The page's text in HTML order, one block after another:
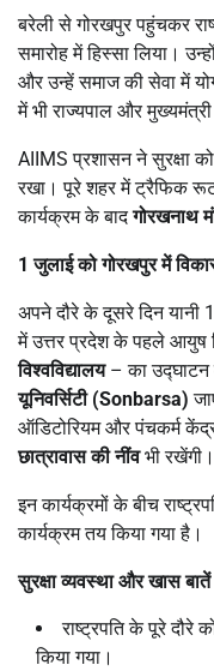
बरेली से गोरखपुर पहुंचकर
समारोह में हिस्सा लिया।
और उन्हें समाज की सेवा में
में भी राज्यपाल और
AIIMS प्रशासन ने सुरक्षा
रखा। पूरे शहर में ट्रैफिक रूट
कार्यक्रम के बादगोरखनाथ
1जुलाई को गोरखपुर में
अपने दौरे के दूसरे दिन यानी 1
में उत्तर प्रदेश के पहले आयुष
विश्वविद्यालय– का
यूनिवर्सिटी (Sonbarsa)
ऑडिटोरियम और पंचकर्म
छात्रावास की नींवभी रखेंगी।
इन कार्यक्रमों के बीच
कार्यक्रम तय किया गया है।
सुरक्षा व्यवस्था और खास बातें
राष्ट्रपति के पूरे दौरे
किया गया।